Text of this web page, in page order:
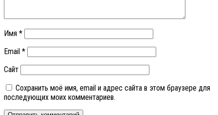
Имя *
Email *
Сайт
Сохранить моё имя, email и адрес сайта в этом браузере для
последующих моих комментариев.